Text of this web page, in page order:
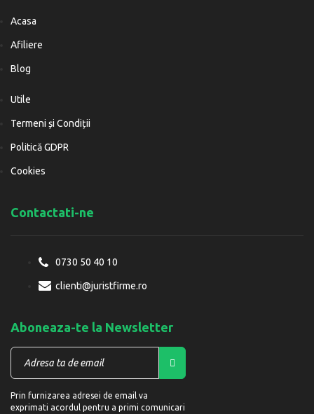
Acasa
Afiliere
Blog
Utile
Termeni și Condiții
Politică GDPR
Cookies
Contactati-ne
0730 50 40 10
clienti@juristfirme.ro
Aboneaza-te la Newsletter
Prin furnizarea adresei de email va
exprimati acordul pentru a primi comunicari